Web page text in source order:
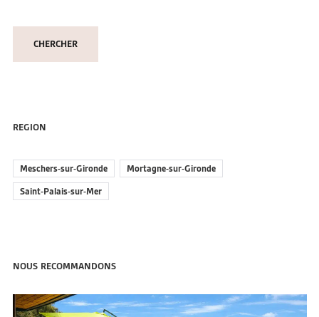
REGION
Meschers-sur-Gironde
Mortagne-sur-Gironde
Saint-Palais-sur-Mer
NOUS RECOMMANDONS